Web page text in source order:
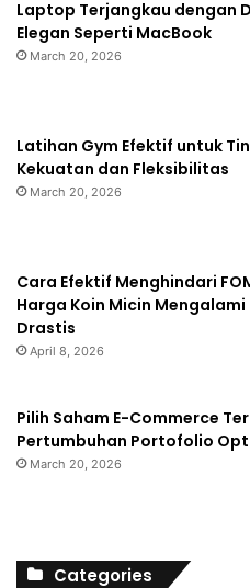
Laptop Terjangkau dengan
Elegan Seperti MacBook
March 20, 2026
Latihan Gym Efektif untuk
Kekuatan dan Fleksibilitas
March 20, 2026
Cara Efektif Menghindari
Harga Koin Micin Mengalami
Drastis
April 8, 2026
Pilih Saham E-Commerce
Pertumbuhan Portofolio
March 20, 2026
Categories